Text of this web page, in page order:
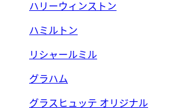
ハリーウィンストン
ハミルトン
リシャールミル
グラハム
グラスヒュッテ オリジナル